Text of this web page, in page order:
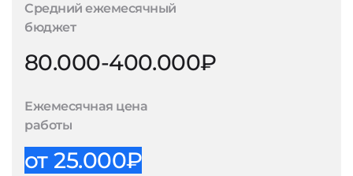
Средний ежемесячный
бюджет
80.000-400.000₽
Ежемесячная цена
работы
от 25.000₽